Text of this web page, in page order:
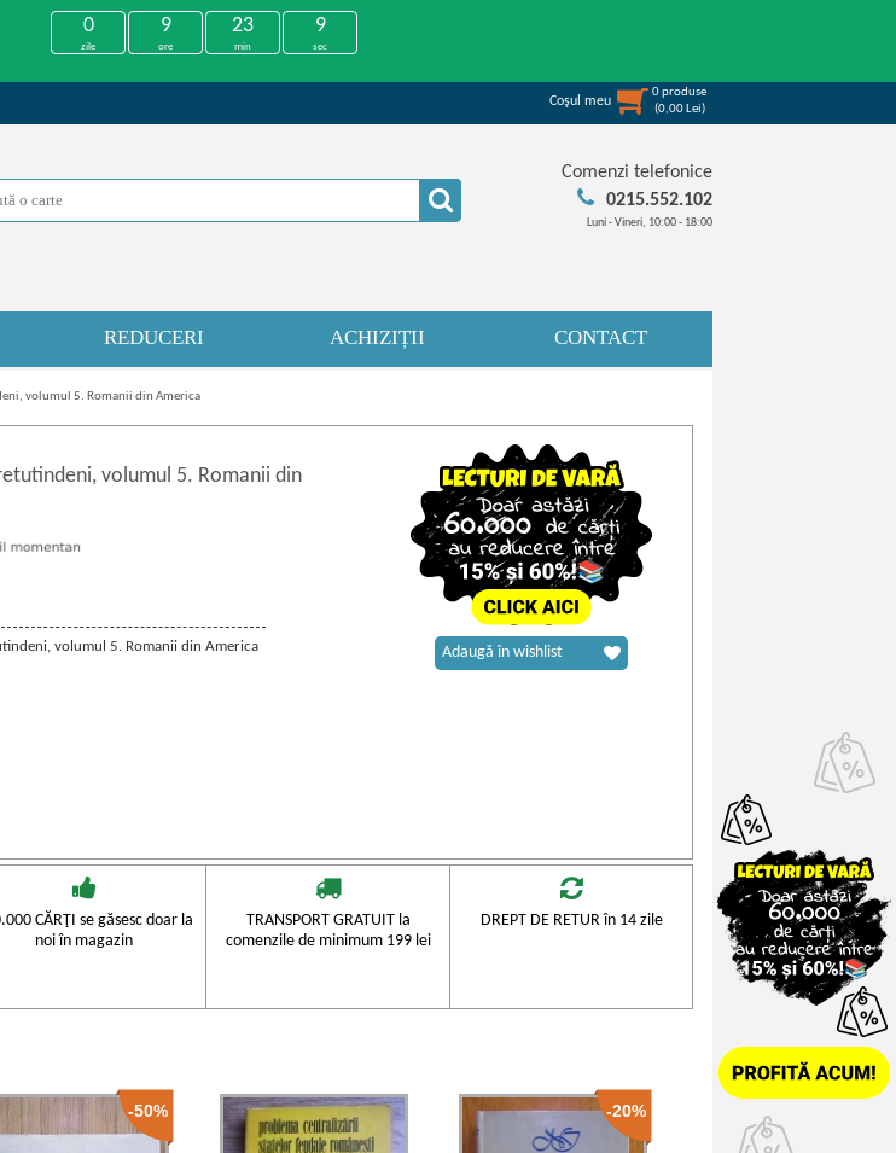
0
zile
9
ore
23
min
9
sec
Coşul meu
0produse
(0,00 Lei)
Comenzi telefonice
0215.552.102
Luni - Vineri, 10:00 - 18:00
REDUCERI ACHIZIȚII CONTACT
volumul 5. Romanii din America
volumul 5. Romanii din
volumul 5. Romanii din America
Adaugă în wishlist
CĂRŢI se găsesc doar la
noi în magazin
TRANSPORT GRATUIT la
comenzile de minimum 199 lei
DREPT DE RETUR în 14 zile
-50% -20%